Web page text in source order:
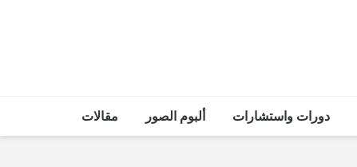
دورات واستشارات ألبوم الصور مقالات